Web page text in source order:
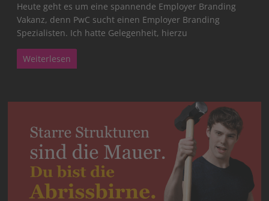
Heute geht es um eine spannende Employer Branding
Vakanz, denn PwC sucht einen Employer Branding
Spezialisten. Ich hatte Gelegenheit, hierzu
Weiterlesen